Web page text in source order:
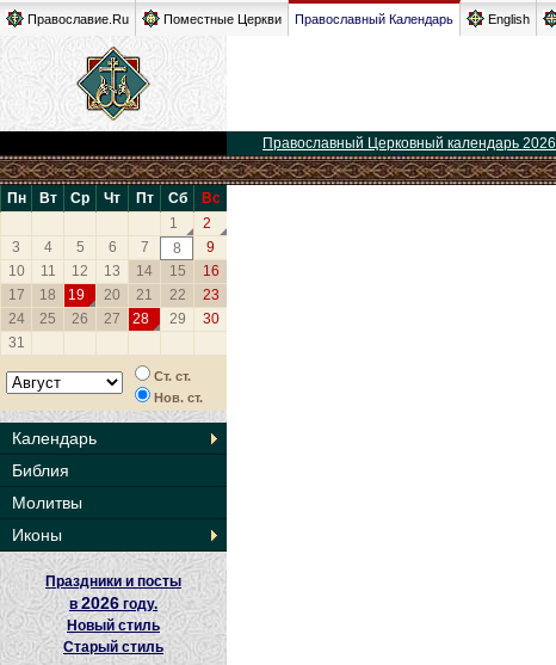
Православие.Ru Поместные Церкви Православный Календарь English
Православный Церковный календарь 2026
Пн Вт Ср Чт Пт Сб
Вс
1
2
3
4 5 6 7 8
9
10
11 12 13 14 15
16
17
18 19 20 21 22
23
24
25 26 27 28 29
30
31
Ст. ст.
Нов. ст.
Календарь
Библия
Молитвы
Иконы
Праздники и посты
в2026 году.
Новый стиль
Старый стиль